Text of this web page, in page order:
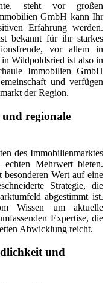
steht vor großen
GmbH kann Ihr
Erfahrung werden.
bekannt für ihr starkes
vor allem in
Wildpoldsried ist also in
Immobilien GmbH
und verfügen
der Region.
regionale
des Immobilienmarktes
Mehrwert bieten.
Wert auf eine
Strategie, die
abgestimmt ist.
Wissen um aktuelle
Expertise, die
Abwicklung reicht.
und